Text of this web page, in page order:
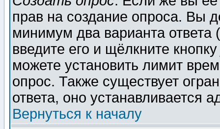
прав на создание опроса. Вы
минимум два варианта ответа
введите его и щёлкните
можете установить лимит
опрос. Также существует
ответа, оно устанавливается
Вернуться к началу